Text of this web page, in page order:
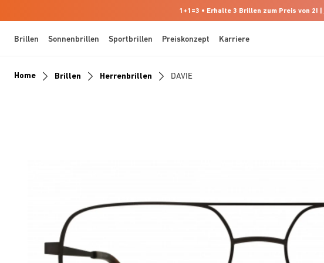
1+1=3 • Erhalte 3 Brillen zum Preis von 2! |
Brillen Sonnenbrillen Sportbrillen Preiskonzept Karriere
Home Brillen Herrenbrillen DAVIE